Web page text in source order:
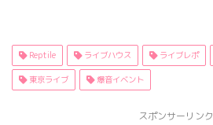
Reptile ライブハウス ライブレポ
東京ライブ 爆音イベント
スポンサーリンク